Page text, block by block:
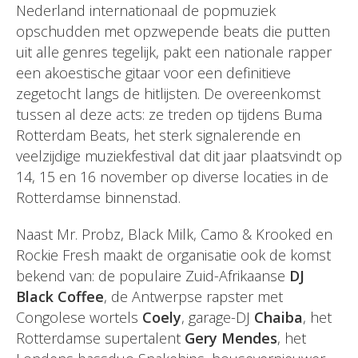
Nederland internationaal de popmuziek
opschudden met opzwepende beats die putten
uit alle genres tegelijk, pakt een nationale rapper
een akoestische gitaar voor een definitieve
zegetocht langs de hitlijsten. De overeenkomst
tussen al deze acts: ze treden op tijdens Buma
Rotterdam Beats, het sterk signalerende en
veelzijdige muziekfestival dat dit jaar plaatsvindt op
14, 15 en 16 november op diverse locaties in de
Rotterdamse binnenstad.
Naast Mr. Probz, Black Milk, Camo & Krooked en
Rockie Fresh maakt de organisatie ook de komst
bekend van: de populaire Zuid-Afrikaanse DJ
Black Coffee, de Antwerpse rapster met
Congolese wortels Coely, garage-DJ Chaiba, het
Rotterdamse supertalent Gery Mendes, het